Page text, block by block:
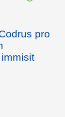
pro